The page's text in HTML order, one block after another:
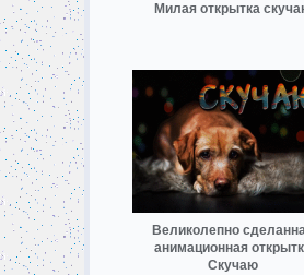
Милая открытка
Великолепно
анимационная
Скучаю